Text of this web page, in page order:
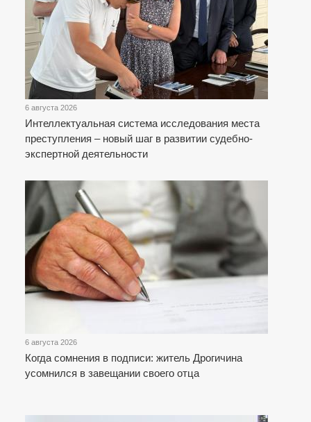
6 августа 2026
Интеллектуальная система исследования места
преступления – новый шаг в развитии судебно-
экспертной деятельности
6 августа 2026
Когда сомнения в подписи: житель Дрогичина
усомнился в завещании своего отца